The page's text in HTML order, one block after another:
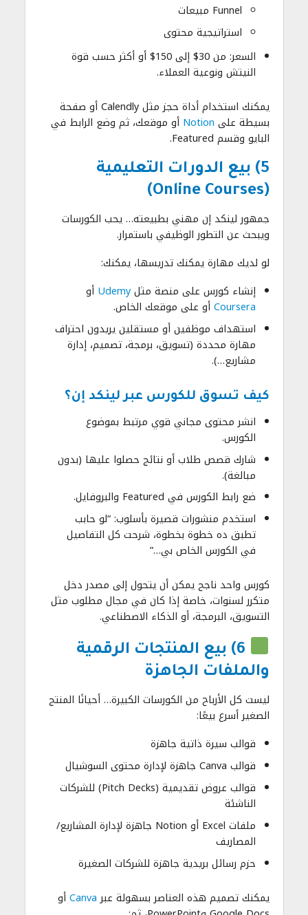
Funnel مبيعات
استراتيجية محتوى
السعر: من 30$ إلى 150$ أو أكثر حسب قوة
النيتش ونوعية العملاء.
يمكنك استخدام أداة حجز مثل Calendly أو صفحة
بسيطة على Notion أو موقعك، ثم وضع الرابط في
البايو وقسم Featured.
5) بيع الدورات التعليمية
(Online Courses)
جمهور لينكد إن مهني بطبيعته… يحب الكورسات
ويبحث عن التطور الوظيفي باستمرار.
لو لديك مهارة يمكنك تدريسها، يمكنك:
إنشاء كورس على منصة مثلUdemy أو
Courseraأو على موقعك الخاص.
استهداف موظفين أو مستقلين يريدون احتراف
مهارة محددة (تسويق، برمجة، تصميم، إدارة
مشاريع…).
كيف تسوق للكورس عبر لينكد إن؟
انشر محتوى مجاني قوي مرتبط بموضوع
الكورس.
شارك قصص طلاب أو نتائج حصلوا عليها (بدون
مبالغة).
ضع رابط الكورس في Featured والبروفايل.
استخدم منشورات قصيرة بأسلوب: “لو حابب
تطبق ده خطوة بخطوة، شرحت كل التفاصيل
في الكورس الخاص بي…”
كورس واحد ناجح يمكن أن يتحول إلى مصدر دخل
متكرر لسنوات، خاصة إذا كان في مجال مطلوب مثل
التسويق، البرمجة، أو الذكاء الاصطناعي.
6) بيع المنتجات الرقمية
والملفات الجاهزة
ليست كل الأرباح من الكورسات الكبيرة… أحيانًا المنتج
الصغير أسرع بيعًا:
قوالب سيرة ذاتية جاهزة
قوالب Canva جاهزة لإدارة محتوى السوشيال
قوالب عروض تقديمية (Pitch Decks) للشركات
الناشئة
ملفات Excel أو Notion جاهزة لإدارة المشاريع/
المصاريف
حزم رسائل بريدية جاهزة للشركات الصغيرة
يمكنك تصميم هذه العناصر بسهولة عبرCanvaأو